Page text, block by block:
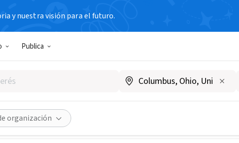
y nuestra visión para el futuro.
Publica
organización
Child Care Center